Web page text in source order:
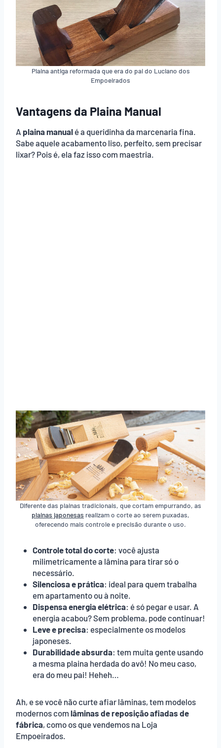
Plaina antiga reformada que era do pai do Luciano dos
Empoeirados
Vantagens da Plaina Manual
A plaina manual é a queridinha da marcenaria fina.
Sabe aquele acabamento liso, perfeito, sem precisar
lixar? Pois é, ela faz isso com maestria.
Diferente das plainas tradicionais, que cortam empurrando, as
plainas japonesas realizam o corte ao serem puxadas,
oferecendo mais controle e precisão durante o uso.
Controle total do corte: você ajusta
milimetricamente a lâmina para tirar só o
necessário.
Silenciosa e prática: ideal para quem trabalha
em apartamento ou à noite.
Dispensa energia elétrica: é só pegar e usar. A
energia acabou? Sem problema, pode continuar!
Leve e precisa: especialmente os modelos
japoneses.
Durabilidade absurda: tem muita gente usando
a mesma plaina herdada do avô! No meu caso,
era do meu pai! Heheh…
Ah, e se você não curte afiar lâminas, tem modelos
modernos com lâminas de reposição afiadas de
fábrica, como os que vendemos na Loja
Empoeirados.